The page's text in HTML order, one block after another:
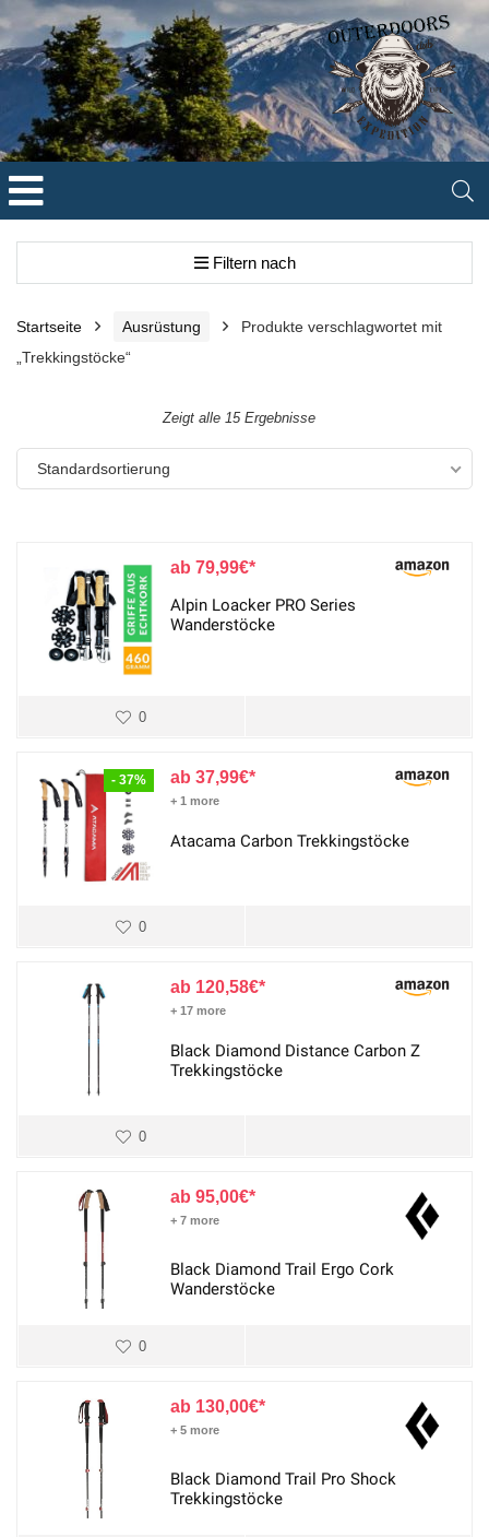
Filtern nach
Startseite Ausrüstung
Produkte verschlagwortet mit
„Trekkingstöcke“
Zeigt alle 15 Ergebnisse
Standardsortierung
79,99€
Alpin Loacker PRO Series
Wanderstöcke
0
- 37% 37,99€
+ 1 more
Atacama Carbon Trekkingstöcke
0
120,58€
+ 17 more
Black Diamond Distance Carbon Z
Trekkingstöcke
0
95,00€
+ 7 more
Black Diamond Trail Ergo Cork
Wanderstöcke
0
130,00€
+ 5 more
Black Diamond Trail Pro Shock
Trekkingstöcke